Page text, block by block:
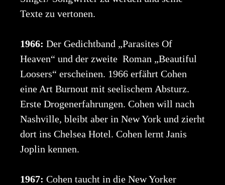
Texte zu vertonen.
1966: Der Gedichtband „Parasites Of
Heaven“ und der zweite Roman „Beautiful
Loosers“ erscheinen. 1966 erfährt Cohen
eine Art Burnout mit seelischem Absturz.
Erste Drogenerfahrungen. Cohen will nach
Nashville, bleibt aber in New York und zierht
dort ins Chelsea Hotel. Cohen lernt Janis
Joplin kennen.
1967: Cohen taucht in die New Yorker